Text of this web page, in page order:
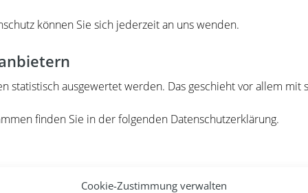
Cookie-Zustimmung verwalten
können Sie sich jederzeit an uns wenden.
statistisch ausgewertet werden. Das geschieht vor allem mit
finden Sie in der folgenden Datenschutzerklärung.